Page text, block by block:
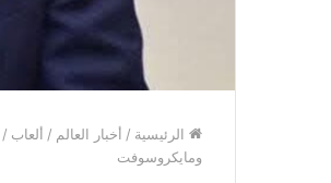
الرئيسية / أخبار العالم / ألعاب /
ومايكروسوفت